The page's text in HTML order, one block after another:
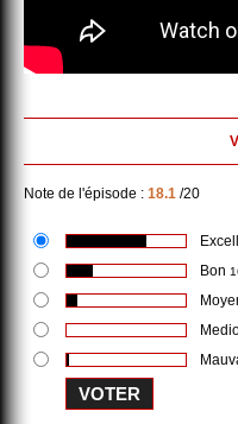
Note de l'épisode : 18.1 /20
Bon